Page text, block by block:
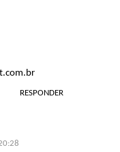
RESPONDER